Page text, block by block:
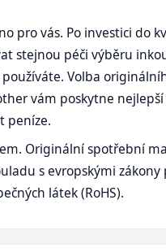
pro vás. Po investici do
stejnou péči výběru
Volba
vám poskytne
peníze.
Originální spotřební
s evropskými zákony
látek (RoHS).